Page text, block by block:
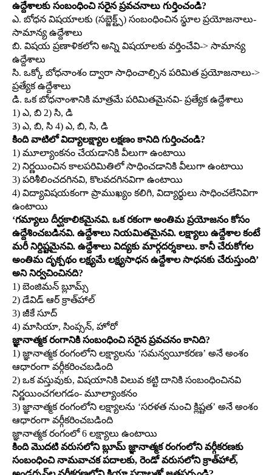
ఉద్దేశాలకు సంబంధించి సరైన ప్రవచనాలు గుర్తించండి?
ఎ. బోధన విషయాలకు (సబ్జెక్ట్స్‌) సంబంధించిన స్థూల ప్రయోజనాలు-
సామాన్య ఉద్దేశాలు
బి. విషయ ప్రణాళికలోని అన్ని విషయాలకు వర్తించేవి-> సామాన్య
ఉద్దేశాలు
సి. ఒక్కో బోధనాంశం ద్వారా సాధించాల్సిన పరిమిత ప్రయోజనాలు->
ప్రత్యేక ఉద్దేశాలు
డి. ఒక బోధనాంశానికి మాత్రమే పరిమితమైనవి- ప్రత్యేక ఉద్దేశాలు
1) ఎ, బి 2) సి, డి
3) ఎ, బి, సి 4) ఎ, బి, సి, డి
కింది వాటిలో విద్యాలక్ష్యాల లక్షణం కానిది గుర్తించండి?
1) మూల్యాంకనం చేయడానికి వీలుగా ఉంటాయి
2) నిర్ణయించిన కాలపరిమితిలో సాధించడానికి వీలుగా ఉంటాయి
3) పరిశీలించదగినవి, కొలవదగినవిగా ఉంటాయి
4) విద్యావిషయకంగా ప్రాముఖ్యం కలిగి, విద్యార్థులు సాధించలేనివిగా
ఉంటాయి
‘గమ్యాలు దీర్ఘకాలికమైనవి. ఒక రకంగా అంతిమ ప్రయోజనం కోసం
ఉద్దేశించబడినవి. ఉద్దేశాలు నియమితమైనవి. లక్ష్యాలు ఉద్దేశాల కంటే
మరీ నిర్దిష్టమైనవి. ఉద్దేశాలు విద్యకు మార్గదర్శకాలు. కానీ చేరుకోగల
అంతిమ దృక్పథం లక్ష్యమే లక్ష్యసాధన ఉద్దేశాల సాధనకు చేరుస్తుంది’
అని నిర్వచించినది?
1) బెంజిమన్‌ బ్లూమ్స్‌
2) డేవిడ్‌ ఆర్‌ క్రాత్‌హాల్‌
3) జీకే సూద్‌
4) మాసియా, సింప్సన్‌, హోరో
జ్ఞానాత్మక రంగానికి సంబంధించి సరైన ప్రవచనం కానిది?
1) జ్ఞానాత్మక రంగంలోని లక్ష్యాలను ‘సమన్వయీకరణ’ అనే అంశం
ఆధారంగా వర్గీకరించబడింది
2) ఒక వస్తువుకు, విషయానికి విలువ కట్టి దానికి సంబంధించినవి
నిర్ణయించగలగడం- మూల్యాంకనం
3) జ్ఞానాత్మక రంగంలోని లక్ష్యాలను ‘సరళత నుంచి క్లిష్టత’ అనే అంశం
ఆధారంగా వర్గీకరించబడింది
జ్ఞానాత్మక రంగంలో 6 లక్ష్యాలు ఉంటాయి
కింది మొదటి వరుసలోని బ్లూమ్‌ జ్ఞానాత్మక రంగంలోని వర్గీకరణకు
సంబంధించి నామవాచక పదాలకు, రెండో వరుసలోని క్రాత్‌హాల్‌,